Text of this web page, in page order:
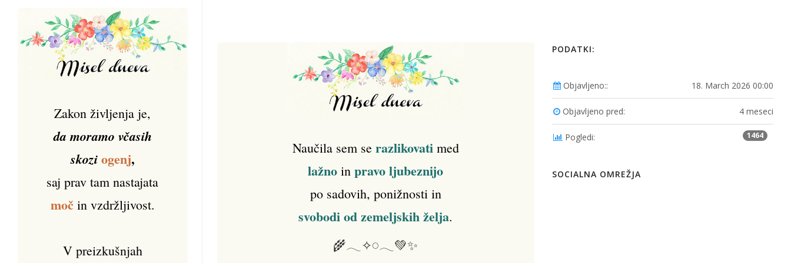
Naučila sem se razlikovati med
lažno inpravo ljubeznijo
po sadovih, ponižnosti in
svobodi od zemeljskih želja.
🌾𓂃✧𓏸𓂃💚✨
PODATKI:
Objavljeno:: 18. March 2026 00:00
Objavljeno pred: 4 meseci
Pogledi: 1464
SOCIALNA OMREŽJA
Zakon življenja je,
da moramo včasih
skozi ogenj,
saj prav tam nastajata
močin vzdržljivost.
V preizkušnjah